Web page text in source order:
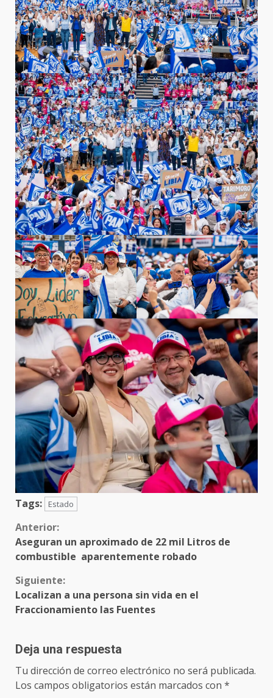
Tags: Estado
Sigue
leyendo
Anterior:
Aseguran un aproximado de 22 mil Litros de
combustible aparentemente robado
Siguiente:
Localizan a una persona sin vida en el
Fraccionamiento las Fuentes
Deja una respuesta
Tu dirección de correo electrónico no será publicada.
Los campos obligatorios están marcados con *